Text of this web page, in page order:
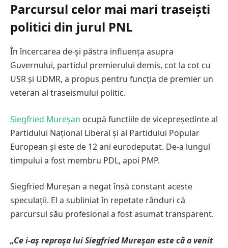
Parcursul celor mai mari traseiști
politici din jurul PNL
În încercarea de-și păstra influența asupra
Guvernului, partidul premierului demis, cot la cot cu
USR și UDMR, a propus pentru funcția de premier un
veteran al traseismului politic.
Siegfried Mureșan ocupă funcțiile de vicepreședinte al
Partidului Național Liberal și al Partidului Popular
European și este de 12 ani eurodeputat. De-a lungul
timpului a fost membru PDL, apoi PMP.
Siegfried Mureșan a negat însă constant aceste
speculații. El a subliniat în repetate rânduri că
parcursul său profesional a fost asumat transparent.
„Ce i-aş reproşa lui Siegfried Mureşan este că a venit